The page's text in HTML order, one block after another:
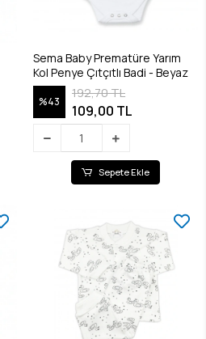
Sema Baby Prematüre Yarım
Kol Penye Çıtçıtlı Badi - Beyaz
%43
192,70 TL
109,00 TL
Sepete Ekle